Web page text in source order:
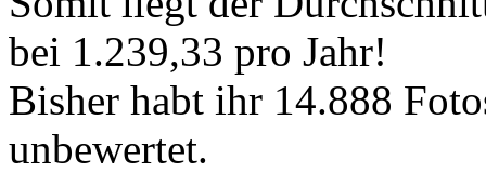
bei 1.239,33 pro Jahr!
Bisher habt ihr 14.888
unbewertet.